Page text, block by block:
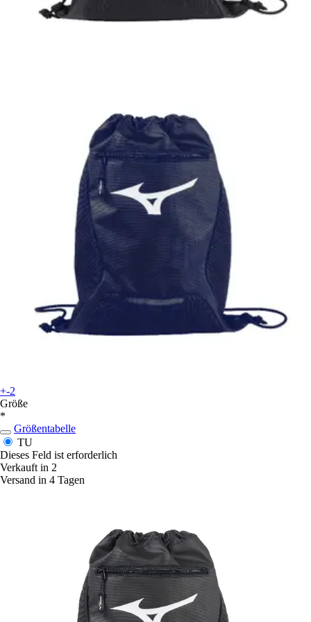
+-2
Größe
*
Größentabelle
TU
Dieses Feld ist erforderlich
Verkauft in 2
Versand in 4 Tagen